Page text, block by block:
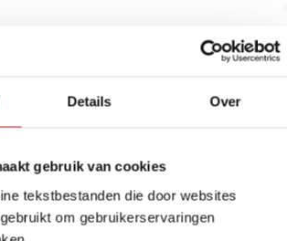
Details Over
gebruik van cookies
tekstbestanden die door websites
om gebruikerservaringen